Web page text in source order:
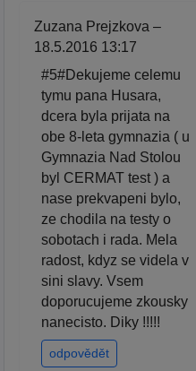
Zuzana Prejzkova –
18.5.2016 13:17
#5#Dekujeme celemu
tymu pana Husara,
dcera byla prijata na
obe 8-leta gymnazia ( u
Gymnazia Nad Stolou
byl CERMAT test ) a
nase prekvapeni bylo,
ze chodila na testy o
sobotach i rada. Mela
radost, kdyz se videla v
sini slavy. Vsem
doporucujeme zkousky
nanecisto. Diky !!!!!
odpovědět